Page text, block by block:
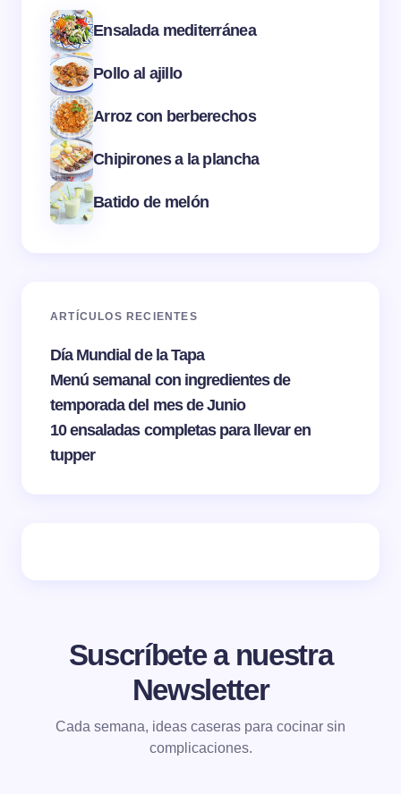
Ensalada mediterránea
Pollo al ajillo
Arroz con berberechos
Chipirones a la plancha
Batido de melón
ARTÍCULOS RECIENTES
Día Mundial de la Tapa
Menú semanal con ingredientes de
temporada del mes de Junio
10 ensaladas completas para llevar en
tupper
Suscríbete a nuestra
Newsletter
Cada semana, ideas caseras para cocinar sin
complicaciones.